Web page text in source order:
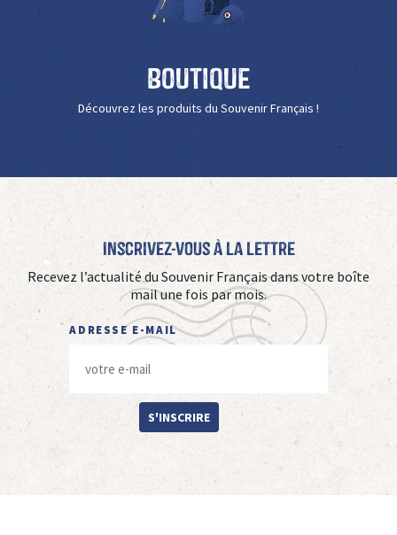
Boutique
Découvrez les produits du Souvenir Français !
Inscrivez-vous à La Lettre
Recevez l’actualité du Souvenir Français dans votre boîte
mail une fois par mois.
ADRESSE E-MAIL
S'INSCRIRE